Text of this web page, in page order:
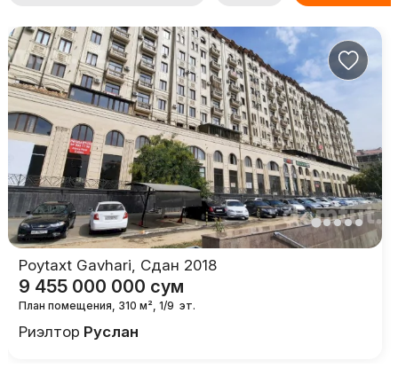
Poytaxt Gavhari Сдан 2018
9 455 000 000 сум
План помещения, 310 м², 1/9 эт.
Риэлтор Руслан